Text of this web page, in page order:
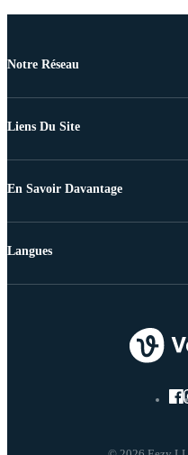
Notre Réseau
Liens Du Site
En Savoir Davantage
Langues